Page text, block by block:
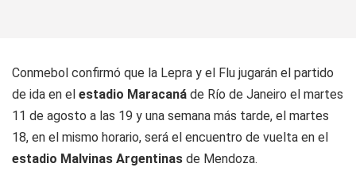
Conmebol confirmó que la Lepra y el Flu jugarán el partido
de ida en el estadio Maracaná de Río de Janeiro el martes
11 de agosto a las 19 y una semana más tarde, el martes
18, en el mismo horario, será el encuentro de vuelta en el
estadio Malvinas Argentinas de Mendoza.